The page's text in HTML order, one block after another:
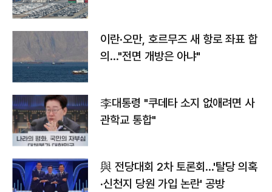
이란·오만, 호르무즈 새 항로 좌표 합
의…"전면 개방은 아냐"
李대통령 "쿠데타 소지 없애려면 사
관학교 통합"
與 전당대회 2차 토론회…'탈당 의혹
·신천지 당원 가입 논란' 공방